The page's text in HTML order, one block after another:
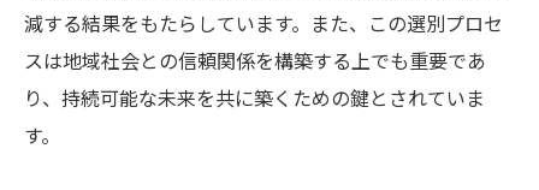
減する結果をもたらしています。また、この選別プロセ
スは地域社会との信頼関係を構築する上でも重要であ
り、持続可能な未来を共に築くための鍵とされていま
す。